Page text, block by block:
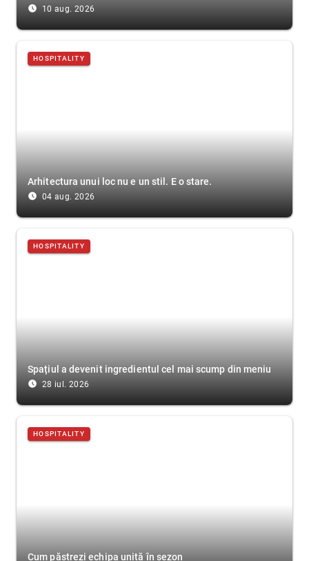
access_time_filled 10 aug. 2026
HOSPITALITY
Arhitectura unui loc nu e un stil. E o stare.
access_time_filled 04 aug. 2026
HOSPITALITY
Spațiul a devenit ingredientul cel mai scump din meniu
access_time_filled 28 iul. 2026
HOSPITALITY
Cum păstrezi echipa unită în sezon